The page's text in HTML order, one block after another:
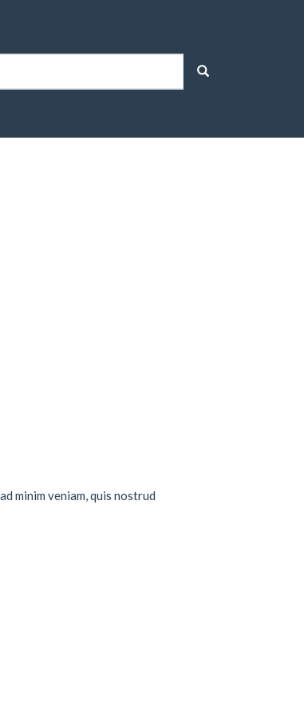
minim veniam, quis nostrud